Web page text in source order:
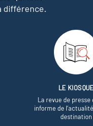
différence.
LE
La revue de presse
informe de
destination